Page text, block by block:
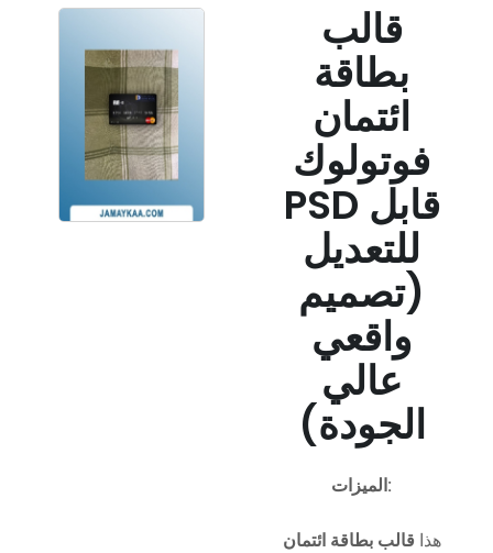
قالب
بطاقة
ائتمان
فوتولوك
PSD قابل
للتعديل
(تصميم
واقعي
عالي
الجودة)
الميزات:
هذا قالب بطاقة ائتمان